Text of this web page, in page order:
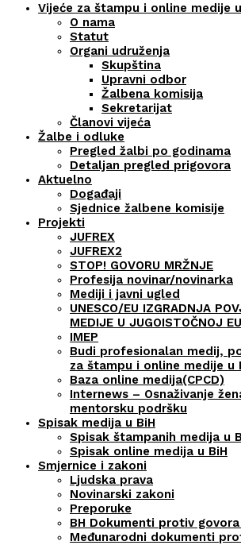
Vijeće za štampu i online medije
O nama
Statut
Organi udruženja
Skupština
Upravni odbor
Žalbena komisija
Sekretarijat
Članovi vijeća
Žalbe i odluke
Pregled žalbi po godinama
Detaljan pregled prigovora
Aktuelno
Događaji
Sjednice žalbene komisije
Projekti
JUFREX
JUFREX2
STOP! GOVORU MRŽNJE
Profesija novinar/novinarka
Mediji i javni ugled
UNESCO/EU IZGRADNJA
MEDIJE U JUGOISTOČNOJ
IMEP
Budi profesionalan medij,
za štampu i online medije u
Baza online medija(CPCD)
Internews – Osnaživanje
mentorsku podršku
Spisak medija u BiH
Spisak štampanih medija u
Spisak online medija u BiH
Smjernice i zakoni
Ljudska prava
Novinarski zakoni
Preporuke
BH Dokumenti protiv
Međunarodni dokumenti